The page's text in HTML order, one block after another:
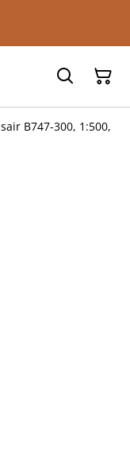
B747-300, 1:500,